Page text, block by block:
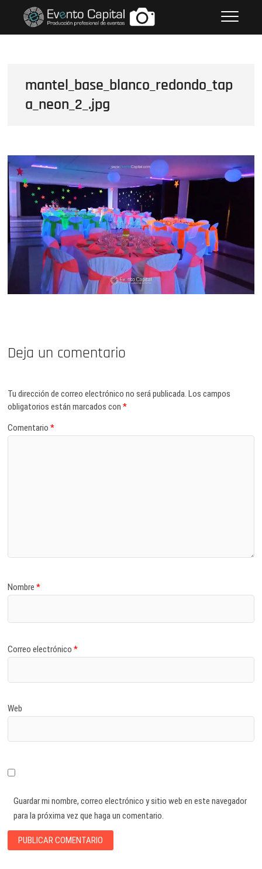
contenido
FOTOS GRUPO EMPRESARIAL
mantel_base_blanco_redondo_tap
a_neon_2_.jpg
Deja un comentario
Tu dirección de correo electrónico no será publicada. Los campos
obligatorios están marcados con*
Comentario*
Nombre*
Correo electrónico*
Web
Guardar mi nombre, correo electrónico y sitio web en este navegador
para la próxima vez que haga un comentario.